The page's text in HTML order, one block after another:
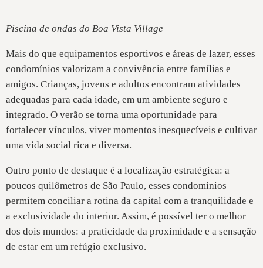
Piscina de ondas do Boa Vista Village
Mais do que equipamentos esportivos e áreas de lazer, esses
condomínios valorizam a convivência entre famílias e
amigos. Crianças, jovens e adultos encontram atividades
adequadas para cada idade, em um ambiente seguro e
integrado. O verão se torna uma oportunidade para
fortalecer vínculos, viver momentos inesquecíveis e cultivar
uma vida social rica e diversa.
Outro ponto de destaque é a localização estratégica: a
poucos quilômetros de São Paulo, esses condomínios
permitem conciliar a rotina da capital com a tranquilidade e
a exclusividade do interior. Assim, é possível ter o melhor
dos dois mundos: a praticidade da proximidade e a sensação
de estar em um refúgio exclusivo.